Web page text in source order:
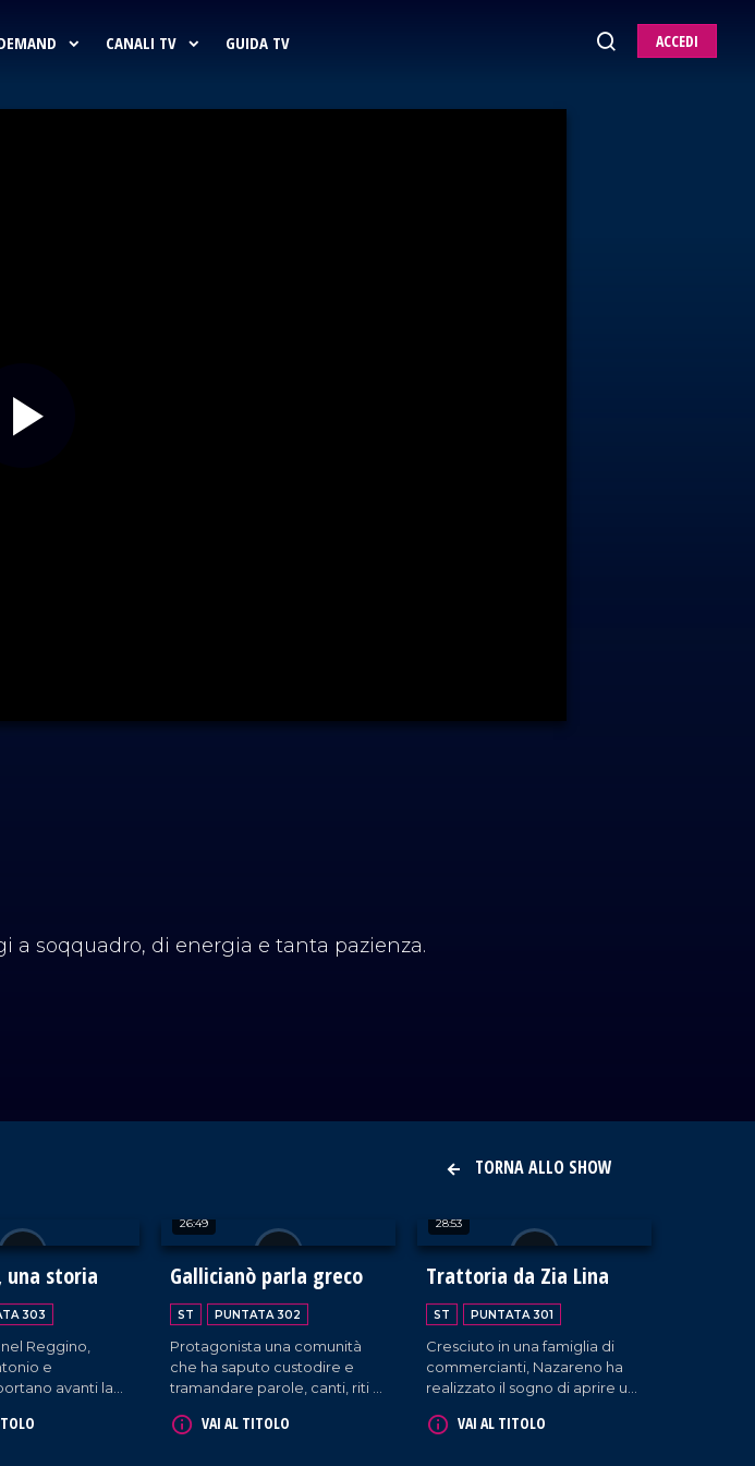
CANALI TV GUIDA TV ACCEDI
a soqquadro, di energia e tanta pazienza.
TORNA ALLO SHOW
una storia
303
Reggino,
e
avanti la
trentasei anni fa
26:49
Gallicianò parla greco
ST PUNTATA 302
Protagonista una comunità
che ha saputo custodire e
tramandare parole, canti, riti e
generazione. Gallicianò, nel
VAI AL TITOLO
28:53
Trattoria da Zia Lina
ST PUNTATA 301
Cresciuto in una famiglia di
commercianti, Nazareno ha
realizzato il sogno di aprire un
cinquant'anni, ha inaugurato la
VAI AL TITOLO